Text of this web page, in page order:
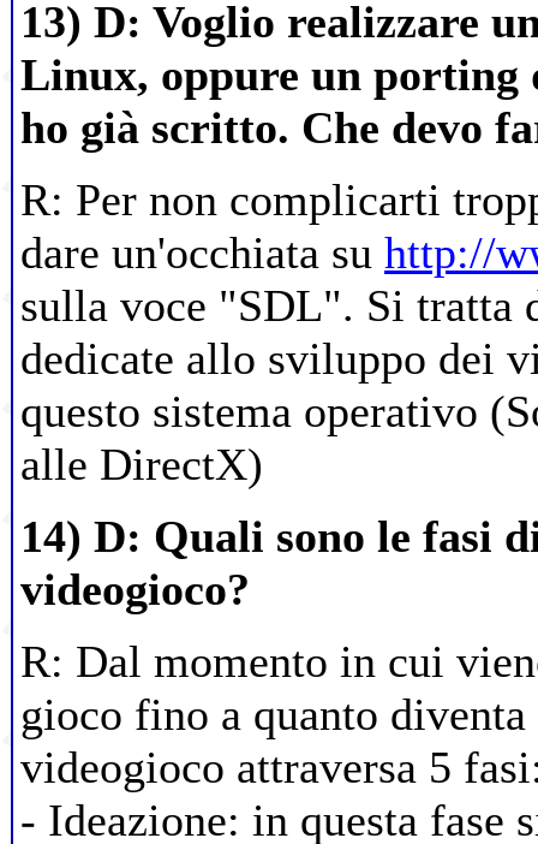
13) D: Voglio realizzare
Linux, oppure un porting
ho già scritto. Che devo
R: Per non complicarti
dare un'occhiata su http://
sulla voce "SDL". Si tratta
dedicate allo sviluppo dei
questo sistema operativo
alle DirectX)
14) D: Quali sono le fasi
videogioco?
R: Dal momento in cui
gioco fino a quanto
videogioco attraversa 5
- Ideazione: in questa fase